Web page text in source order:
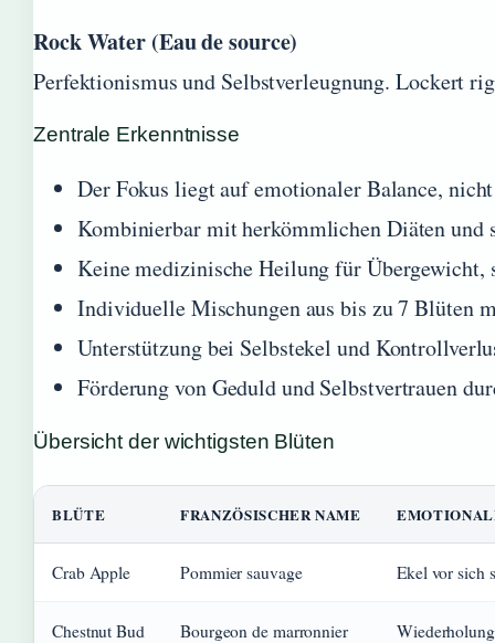
Rock Water (Eau de source)
Perfektionismus und Selbstverleugnung. Lockert
Zentrale Erkenntnisse
Der Fokus liegt auf emotionaler Balance,
Kombinierbar mit herkömmlichen Diäten
Keine medizinische Heilung für Übergewicht,
Individuelle Mischungen aus bis zu 7 Blüten
Unterstützung bei Selbstekel und
Förderung von Geduld und Selbstvertrauen
Übersicht der wichtigsten Blüten
BLÜTE FRANZÖSISCHER NAME
Crab Apple Pommier sauvage Ekel vor sich
Chestnut Bud Bourgeon de marronnier